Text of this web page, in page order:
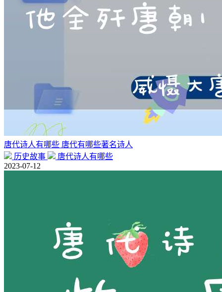
唐代诗人有哪些 唐代有哪些著名诗人
历史故事
唐代诗人有哪些
2023-07-12